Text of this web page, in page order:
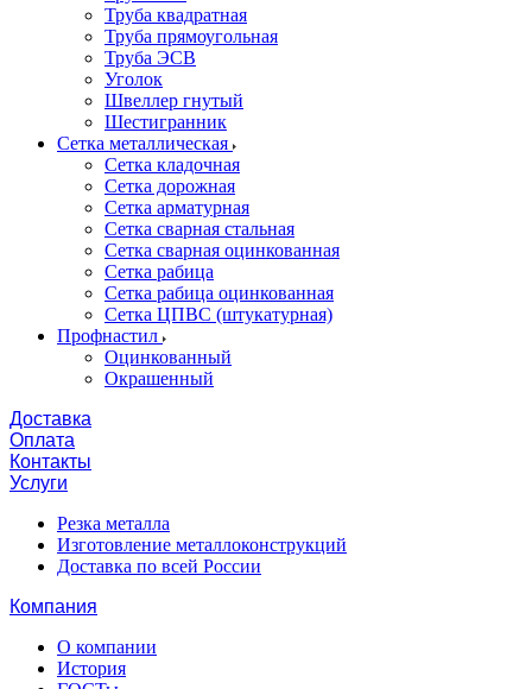
Труба квадратная
Труба прямоугольная
Труба ЭСВ
Уголок
Швеллер гнутый
Шестигранник
Сетка металлическая
Сетка кладочная
Сетка дорожная
Сетка арматурная
Сетка сварная стальная
Сетка сварная оцинкованная
Сетка рабица
Сетка рабица оцинкованная
Сетка ЦПВС (штукатурная)
Профнастил
Оцинкованный
Окрашенный
Доставка
Оплата
Контакты
Услуги
Резка металла
Изготовление металлоконструкций
Доставка по всей России
Компания
О компании
История